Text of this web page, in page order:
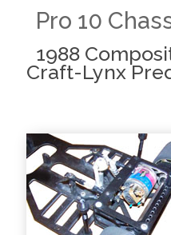
Pro 10
1988
Craft-Lynx